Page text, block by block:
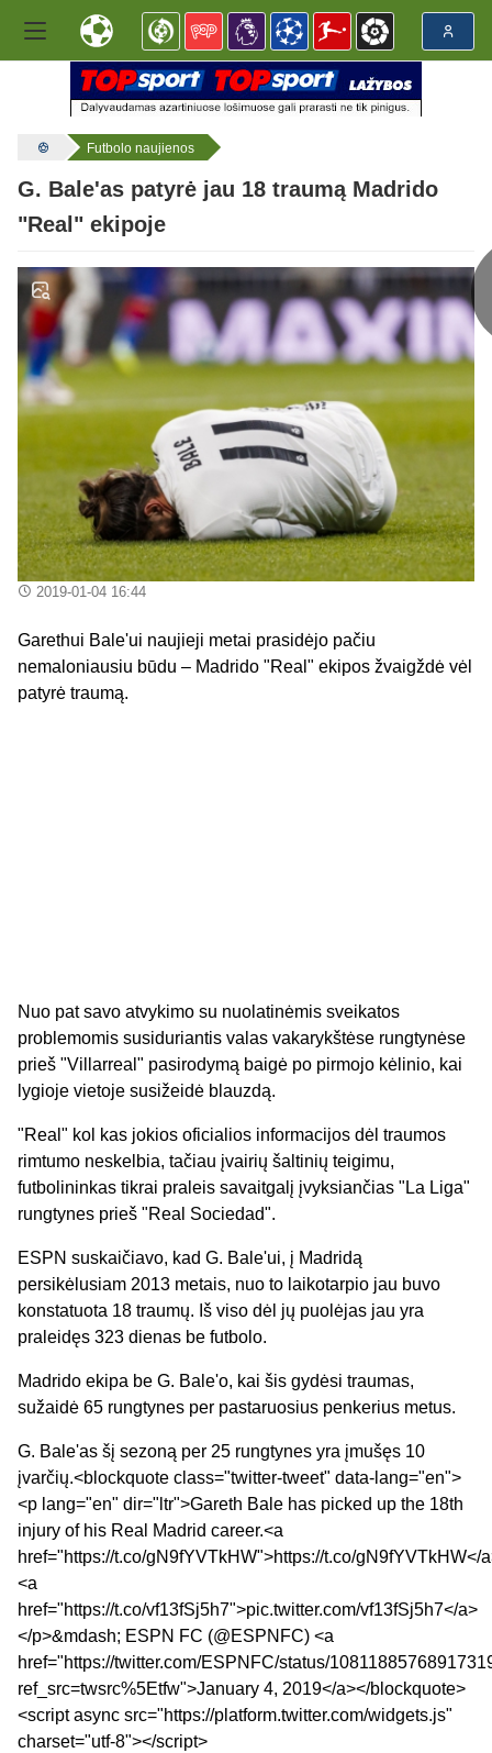
Futbolo naujienos
G. Bale'as patyrė jau 18 traumą Madrido
"Real" ekipoje
2019-01-04 16:44
Garethui Bale'ui naujieji metai prasidėjo pačiu
nemaloniausiu būdu – Madrido "Real" ekipos žvaigždė vėl
patyrė traumą.
Nuo pat savo atvykimo su nuolatinėmis sveikatos
problemomis susiduriantis valas vakarykštėse rungtynėse
prieš "Villarreal" pasirodymą baigė po pirmojo kėlinio, kai
lygioje vietoje susižeidė blauzdą.
"Real" kol kas jokios oficialios informacijos dėl traumos
rimtumo neskelbia, tačiau įvairių šaltinių teigimu,
futbolininkas tikrai praleis savaitgalį įvyksiančias "La Liga"
rungtynes prieš "Real Sociedad".
ESPN suskaičiavo, kad G. Bale'ui, į Madridą
persikėlusiam 2013 metais, nuo to laikotarpio jau buvo
konstatuota 18 traumų. Iš viso dėl jų puolėjas jau yra
praleidęs 323 dienas be futbolo.
Madrido ekipa be G. Bale'o, kai šis gydėsi traumas,
sužaidė 65 rungtynes per pastaruosius penkerius metus.
G. Bale'as šį sezoną per 25 rungtynes yra įmušęs 10
įvarčių.<blockquote class="twitter-tweet" data-lang="en">
<p lang="en" dir="ltr">Gareth Bale has picked up the 18th
injury of his Real Madrid career.<a
href="https://t.co/gN9fYVTkHW">https://t.co/gN9fYVTkHW</
<a
href="https://t.co/vf13fSj5h7">pic.twitter.com/vf13fSj5h7</a>
</p>&mdash; ESPN FC (@ESPNFC) <a
href="https://twitter.com/ESPNFC/status/
ref_src=twsrc%5Etfw">January 4, 2019</a></blockquote>
<script async src="https://platform.twitter.com/widgets.js"
charset="utf-8"></script>